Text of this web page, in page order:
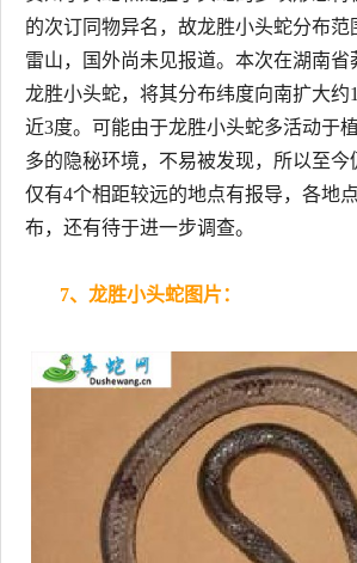
的次订同物异名，故龙胜小头蛇分布范
雷山，国外尚未见报道。本次在湖南
龙胜小头蛇，将其分布纬度向南扩大约
近3度。可能由于龙胜小头蛇多活动于
多的隐秘环境，不易被发现，所以至今
仅有4个相距较远的地点有报导，各地
布，还有待于进一步调查。
7、龙胜小头蛇图片：